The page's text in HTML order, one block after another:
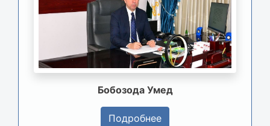
Бобозода Умед
Подробнее